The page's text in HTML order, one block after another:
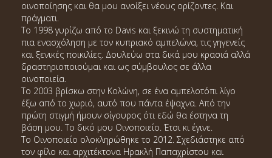
οινοποίησης και θα μου ανοίξει νέους ορίζοντες. Και
πράγματι.
Το 1998 γυρίζω από το Davis και ξεκινώ τη συστηματική
πια ενασχόληση με τον κυπριακό αμπελώνα, τις γηγενείς
και ξενικές ποικιλίες. Δουλεύω στα δικά μου κρασιά αλλά
δραστηριοποιούμαι και ως σύμβουλος σε άλλα
οινοποιεία.
Το 2003 βρίσκω στην Κολώνη, σε ένα αμπελοτόπι λίγο
έξω από το χωριό, αυτό που πάντα έψαχνα. Από την
πρώτη στιγμή ήμουν σίγουρος ότι εδώ θα έστηνα τη
βάση μου. Το δικό μου Οινοποιείο. Έτσι κι έγινε.
Το Οινοποιείο ολοκληρώθηκε το 2012. Σχεδιάστηκε από
τον φίλο και αρχιτέκτονα Ηρακλή Παπαχρίστου και